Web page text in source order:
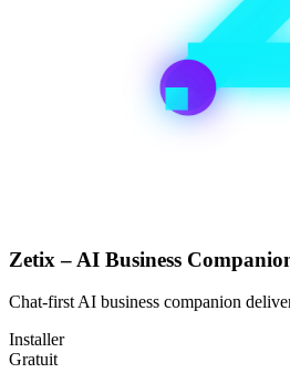
Zetix – AI Business
Chat-first AI business companion
Installer
Gratuit